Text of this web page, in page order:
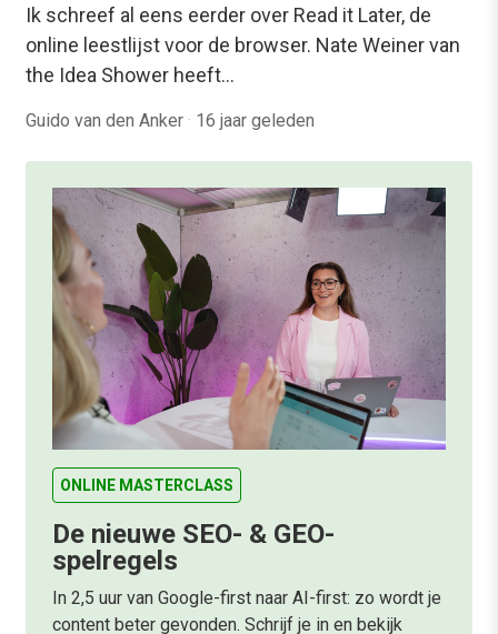
Ik schreef al eens eerder over Read it Later, de
online leestlijst voor de browser. Nate Weiner van
the Idea Shower heeft…
Guido van den Anker · 16 jaar geleden
ONLINE MASTERCLASS
De nieuwe SEO- & GEO-
spelregels
In 2,5 uur van Google-first naar AI-first: zo wordt je
content beter gevonden. Schrijf je in en bekijk